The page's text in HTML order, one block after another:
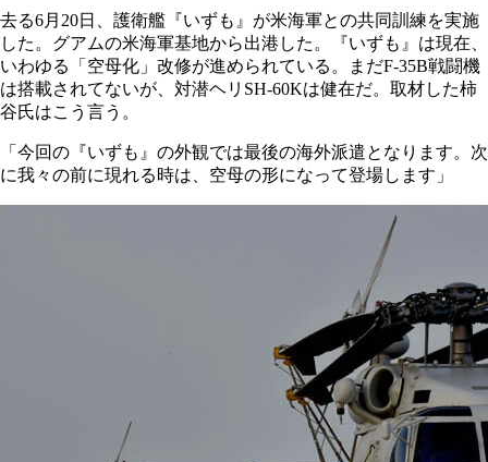
去る6月20日、護衛艦『いずも』が米海軍との共同訓練を実施
した。グアムの米海軍基地から出港した。『いずも』は現在、
いわゆる「空母化」改修が進められている。まだF-35B戦闘機
は搭載されてないが、対潜ヘリSH-60Kは健在だ。取材した柿
谷氏はこう言う。
「今回の『いずも』の外観では最後の海外派遣となります。次
に我々の前に現れる時は、空母の形になって登場します」